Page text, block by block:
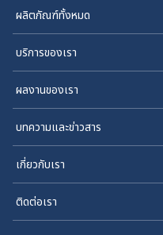
ผลิตภัณฑ์ทั้งหมด
บริการของเรา
ผลงานของเรา
บทความและข่าวสาร
เกี่ยวกับเรา
ติดต่อเรา